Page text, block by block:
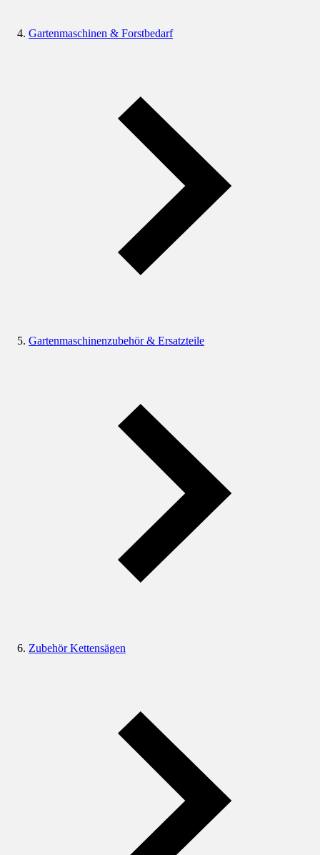
Gartenmaschinen & Forstbedarf
Gartenmaschinenzubehör & Ersatzteile
Zubehör Kettensägen